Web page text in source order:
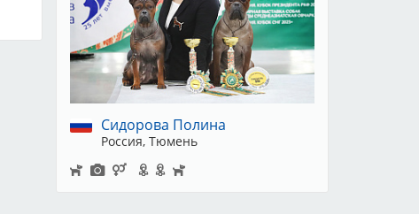
Сидорова Полина
Россия, Тюмень